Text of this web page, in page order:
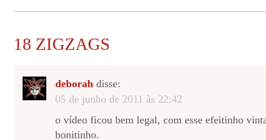
18 ZIGZAGS
deborah disse:
05 de junho de 2011 às 22:42
o vídeo ficou bem legal, com esse efeitinho
bonitinho.